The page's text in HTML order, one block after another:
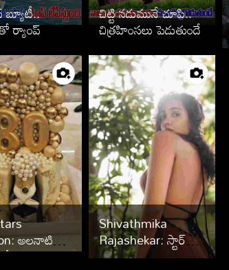
బ్యూటీ..
ర్యాంప్
చిట్టి నడుమునే చూపి..
చిత్రహింసలు పెడుతుందే
అలనాటి
Shivathmika
Rajashekar: స్టార్
వారసురాలు.. అందాల